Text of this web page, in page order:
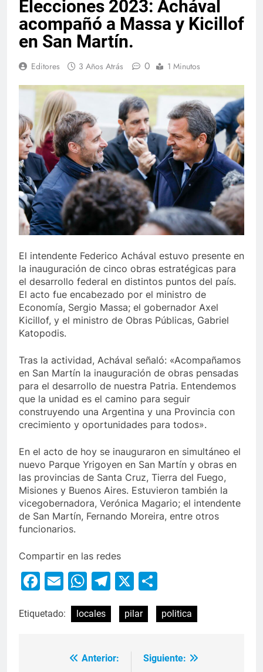
Elecciones 2023: Achával
acompañó a Massa y Kicillof
en San Martín.
Editores 3 Años Atrás 0 1 Minutos
El intendente Federico Achával estuvo presente en
la inauguración de cinco obras estratégicas para
el desarrollo federal en distintos puntos del país.
El acto fue encabezado por el ministro de
Economía, Sergio Massa; el gobernador Axel
Kicillof, y el ministro de Obras Públicas, Gabriel
Katopodis.
Tras la actividad, Achával señaló: «Acompañamos
en San Martín la inauguración de obras pensadas
para el desarrollo de nuestra Patria. Entendemos
que la unidad es el camino para seguir
construyendo una Argentina y una Provincia con
crecimiento y oportunidades para todos».
En el acto de hoy se inauguraron en simultáneo el
nuevo Parque Yrigoyen en San Martín y obras en
las provincias de Santa Cruz, Tierra del Fuego,
Misiones y Buenos Aires. Estuvieron también la
vicegobernadora, Verónica Magario; el intendente
de San Martín, Fernando Moreira, entre otros
funcionarios.
Compartir en las redes
Facebook
EmailWhatsApp
Telegram
X
Etiquetado: locales pilar politica
Anterior:
Siguiente: